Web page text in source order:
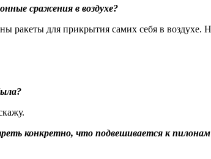
сражения в воздухе?
ракеты для прикрытия самих себя в воздухе.
конкретно, что подвешивается к